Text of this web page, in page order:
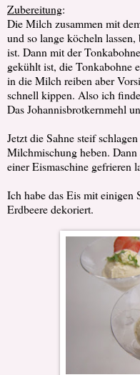
Zubereitung:
Die Milch zusammen mit
und so lange köcheln
ist. Dann mit der
gekühlt ist, die Tonkabohne
in die Milch reiben aber
schnell kippen. Also ich
Das Johannisbrotkernmehl
Jetzt die Sahne steif
Milchmischung heben.
einer Eismaschine gefrieren
Ich habe das Eis mit einigen
Erdbeere dekoriert.